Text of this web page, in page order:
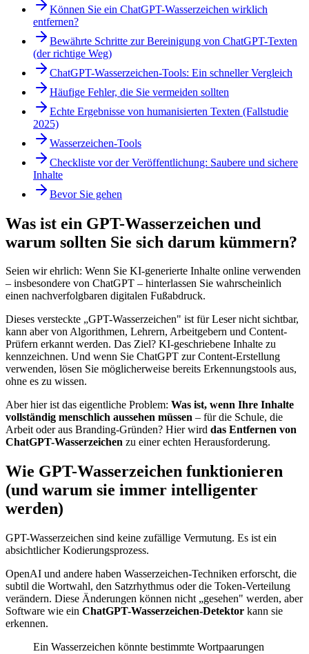
Können Sie ein ChatGPT-Wasserzeichen wirklich
entfernen?
Bewährte Schritte zur Bereinigung von ChatGPT-Texten
(der richtige Weg)
ChatGPT-Wasserzeichen-Tools: Ein schneller Vergleich
Häufige Fehler, die Sie vermeiden sollten
Echte Ergebnisse von humanisierten Texten (Fallstudie
2025)
Wasserzeichen-Tools
Checkliste vor der Veröffentlichung: Saubere und sichere
Inhalte
Bevor Sie gehen
Was ist ein GPT-Wasserzeichen und
warum sollten Sie sich darum kümmern?
Seien wir ehrlich: Wenn Sie KI-generierte Inhalte online verwenden
– insbesondere von ChatGPT – hinterlassen Sie wahrscheinlich
einen nachverfolgbaren digitalen Fußabdruck.
Dieses versteckte „GPT-Wasserzeichen" ist für Leser nicht sichtbar,
kann aber von Algorithmen, Lehrern, Arbeitgebern und Content-
Prüfern erkannt werden. Das Ziel? KI-geschriebene Inhalte zu
kennzeichnen. Und wenn Sie ChatGPT zur Content-Erstellung
verwenden, lösen Sie möglicherweise bereits Erkennungstools aus,
ohne es zu wissen.
Aber hier ist das eigentliche Problem: Was ist, wenn Ihre Inhalte
vollständig menschlich aussehen müssen – für die Schule, die
Arbeit oder aus Branding-Gründen? Hier wird das Entfernen von
ChatGPT-Wasserzeichen zu einer echten Herausforderung.
Wie GPT-Wasserzeichen funktionieren
(und warum sie immer intelligenter
werden)
GPT-Wasserzeichen sind keine zufällige Vermutung. Es ist ein
absichtlicher Kodierungsprozess.
OpenAI und andere haben Wasserzeichen-Techniken erforscht, die
subtil die Wortwahl, den Satzrhythmus oder die Token-Verteilung
verändern. Diese Änderungen können nicht „gesehen" werden, aber
Software wie ein ChatGPT-Wasserzeichen-Detektor kann sie
erkennen.
Ein Wasserzeichen könnte bestimmte Wortpaarungen